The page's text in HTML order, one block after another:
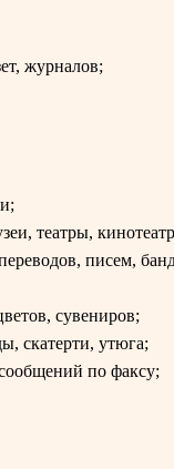
журналов;
театры,
писем,
сувениров;
скатерти, утюга;
по факсу;